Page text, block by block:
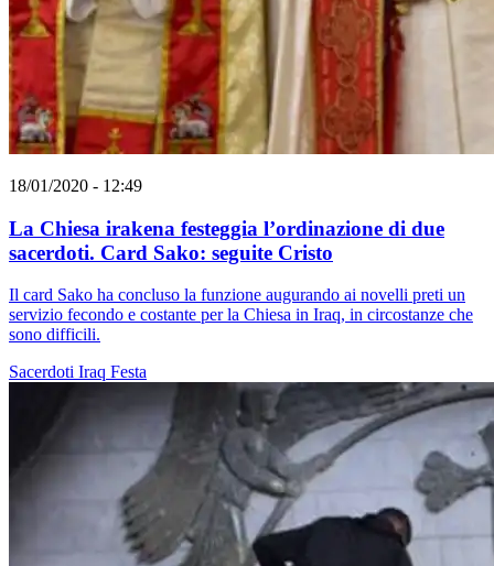
18/01/2020 - 12:49
La Chiesa irakena festeggia l’ordinazione di due
sacerdoti. Card Sako: seguite Cristo
Il card Sako ha concluso la funzione augurando ai novelli preti un
servizio fecondo e costante per la Chiesa in Iraq, in circostanze che
sono difficili.
Sacerdoti Iraq Festa